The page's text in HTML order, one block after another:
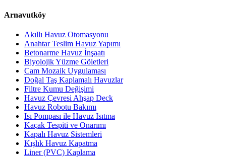
Arnavutköy
Akıllı Havuz Otomasyonu
Anahtar Teslim Havuz Yapımı
Betonarme Havuz İnşaatı
Biyolojik Yüzme Göletleri
Cam Mozaik Uygulaması
Doğal Taş Kaplamalı Havuzlar
Filtre Kumu Değişimi
Havuz Çevresi Ahşap Deck
Havuz Robotu Bakımı
Isı Pompası ile Havuz Isıtma
Kaçak Tespiti ve Onarımı
Kapalı Havuz Sistemleri
Kışlık Havuz Kapatma
Liner (PVC) Kaplama